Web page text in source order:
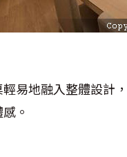
易地融入整體設計
。